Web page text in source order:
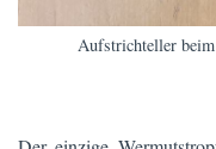
Aufstrichteller